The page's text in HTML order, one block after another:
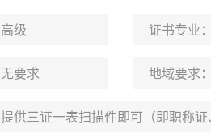
高级 证书专业：
无要求 地域要求：
提供三证一表扫描件即可（即职称证